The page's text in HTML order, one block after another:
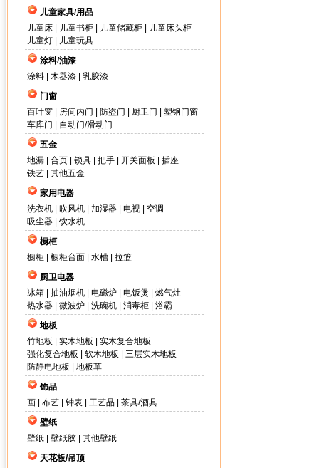
儿童家具/用品
儿童床| 儿童书柜| 儿童储藏柜|
儿童床头柜
儿童灯|
儿童玩具
涂料/油漆
涂料| 木器漆| 乳胶漆
门窗
百叶窗| 房间内门 防盗门 厨卫门
塑钢门窗
车库门
自动门/滑动门
五金
地漏| 合页| 锁具| 把手| 开关面板
插座
铁艺| 其他五金
家用电器
洗衣机| 吹风机| 加湿器| 电视|
空调
吸尘器| 饮水机
橱柜
橱柜| 橱柜台面| 水槽| 拉篮
厨卫电器
冰箱| 抽油烟机| 电磁炉| 电饭煲
燃气灶
热水器| 微波炉| 洗碗机| 消毒柜| 浴霸
地板
竹地板
实木地板
实木复合地板
强化复合地板
软木地板
三层实木地板
防静电地板
地板革
饰品
画| 布艺| 钟表| 工艺品| 茶具/酒具
壁纸
壁纸| 壁纸胶| 其他壁纸
天花板/吊顶